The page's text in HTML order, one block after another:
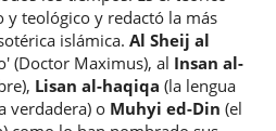
teológico y redactó la más
islámica. Al Sheij al
(Doctor Maximus), al Insan al-
Lisan al-haqiqa (la lengua
verdadera) o Muhyi ed-Din (el